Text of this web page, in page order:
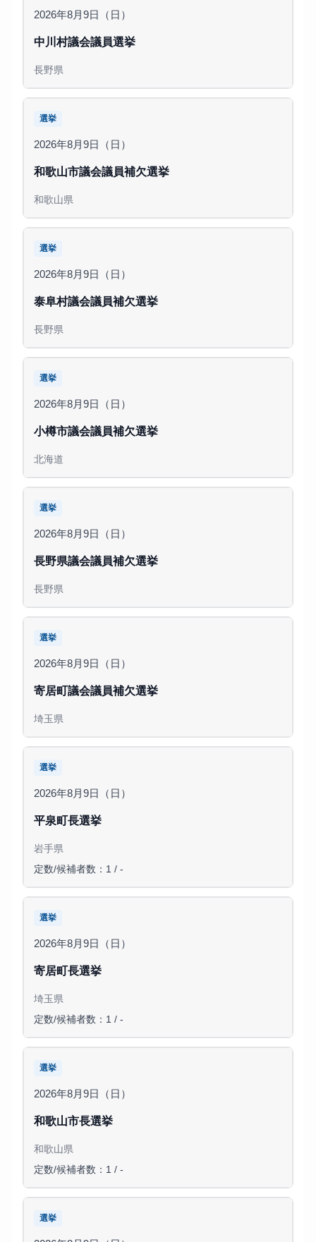
2026年8月9日（日）
中川村議会議員選挙
長野県
選挙
2026年8月9日（日）
和歌山市議会議員補欠選挙
和歌山県
選挙
2026年8月9日（日）
泰阜村議会議員補欠選挙
長野県
選挙
2026年8月9日（日）
小樽市議会議員補欠選挙
北海道
選挙
2026年8月9日（日）
長野県議会議員補欠選挙
長野県
選挙
2026年8月9日（日）
寄居町議会議員補欠選挙
埼玉県
選挙
2026年8月9日（日）
平泉町長選挙
岩手県
定数/候補者数：1 / -
選挙
2026年8月9日（日）
寄居町長選挙
埼玉県
定数/候補者数：1 / -
選挙
2026年8月9日（日）
和歌山市長選挙
和歌山県
定数/候補者数：1 / -
選挙